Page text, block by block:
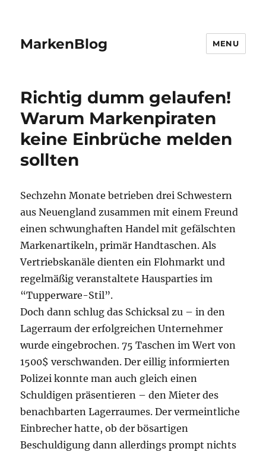
MarkenBlog MENU
Richtig dumm gelaufen!
Warum Markenpiraten
keine Einbrüche melden
sollten
Sechzehn Monate betrieben drei Schwestern
aus Neuengland zusammen mit einem Freund
einen schwunghaften Handel mit gefälschten
Markenartikeln, primär Handtaschen. Als
Vertriebskanäle dienten ein Flohmarkt und
regelmäßig veranstaltete Hausparties im
“Tupperware-Stil”.
Doch dann schlug das Schicksal zu – in den
Lagerraum der erfolgreichen Unternehmer
wurde eingebrochen. 75 Taschen im Wert von
1500$ verschwanden. Der eillig informierten
Polizei konnte man auch gleich einen
Schuldigen präsentieren – den Mieter des
benachbarten Lagerraumes. Der vermeintliche
Einbrecher hatte, ob der bösartigen
Beschuldigung dann allerdings prompt nichts